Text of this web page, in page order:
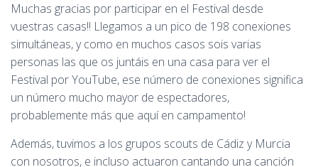
Muchas gracias por participar en el Festival desde
vuestras casas!! Llegamos a un pico de 198 conexiones
simultáneas, y como en muchos casos sois varias
personas las que os juntáis en una casa para ver el
Festival por YouTube, ese número de conexiones significa
un número mucho mayor de espectadores,
probablemente más que aquí en campamento!
Además, tuvimos a los grupos scouts de Cádiz y Murcia
con nosotros, e incluso actuaron cantando una canción